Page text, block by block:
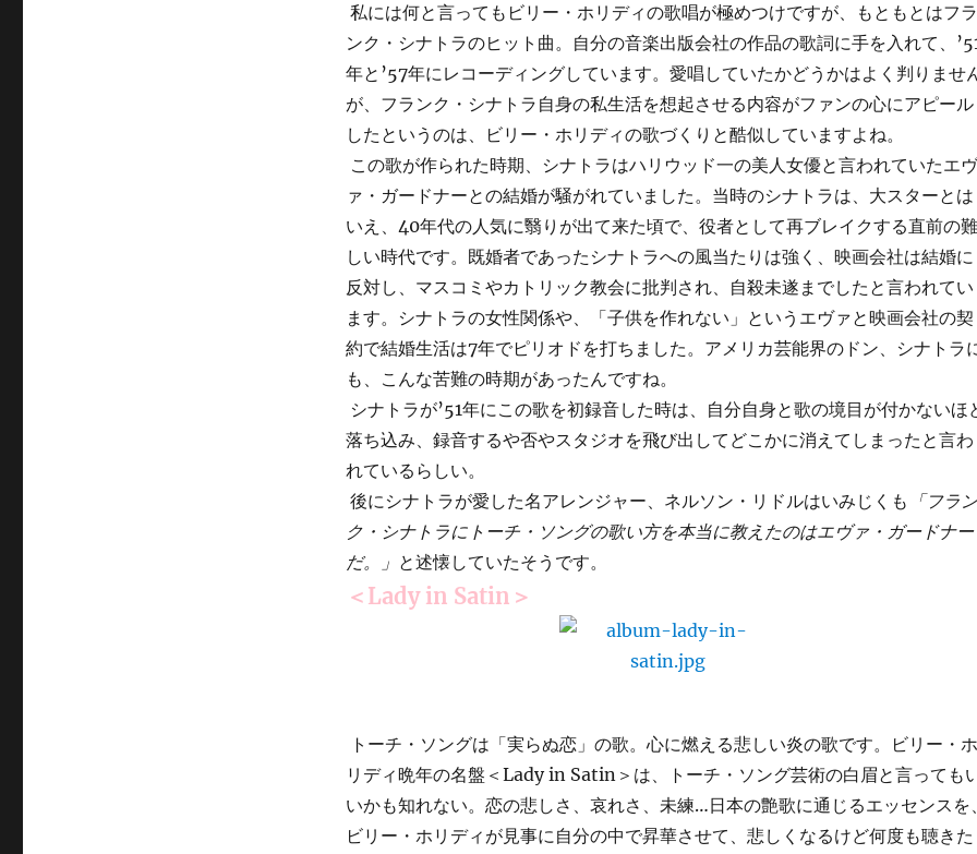
私には何と言ってもビリー・ホリディの歌唱が極めつけですが、もともとはフラ
ンク・シナトラのヒット曲。自分の音楽出版会社の作品の歌詞に手を入れて、
年と’57年にレコーディングしています。愛唱していたかどうかはよく判りませ
が、フランク・シナトラ自身の私生活を想起させる内容がファンの心にアピール
したというのは、ビリー・ホリディの歌づくりと酷似していますよね。
この歌が作られた時期、シナトラはハリウッド一の美人女優と言われていたエヴ
ァ・ガードナーとの結婚が騒がれていました。当時のシナトラは、大スターとは
いえ、40年代の人気に翳りが出て来た頃で、役者として再ブレイクする直前の難
しい時代です。既婚者であったシナトラへの風当たりは強く、映画会社は結婚に
反対し、マスコミやカトリック教会に批判され、自殺未遂までしたと言われてい
ます。シナトラの女性関係や、「子供を作れない」というエヴァと映画会社の契
約で結婚生活は7年でピリオドを打ちました。アメリカ芸能界のドン、シナトラ
も、こんな苦難の時期があったんですね。
シナトラが’51年にこの歌を初録音した時は、自分自身と歌の境目が付かないほ
落ち込み、録音するや否やスタジオを飛び出してどこかに消えてしまったと言わ
れているらしい。
後にシナトラが愛した名アレンジャー、ネルソン・リドルはいみじくも 「フラン
ク・シナトラにトーチ・ソングの歌い方を本当に教えたのはエヴァ・ガードナー
だ。」 と述懐していたそうです。
＜Lady in Satin＞
トーチ・ソングは「実らぬ恋」の歌。心に燃える悲しい炎の歌です。ビリー・ホ
リディ晩年の名盤＜Lady in Satin＞は、トーチ・ソング芸術の白眉と言っても
いかも知れない。恋の悲しさ、哀れさ、未練…日本の艶歌に通じるエッセンスを
ビリー・ホリディが見事に自分の中で昇華させて、悲しくなるけど何度も聴きた